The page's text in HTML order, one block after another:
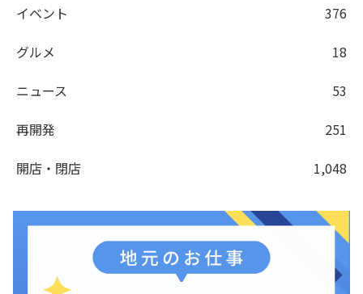
イベント
376
グルメ
18
ニュース
53
再開発
251
開店・閉店
1,048